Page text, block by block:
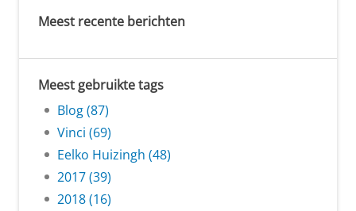
Meest recente berichten
Meest gebruikte tags
Blog (87)
Vinci (69)
Eelko Huizingh (48)
2017 (39)
2018 (16)